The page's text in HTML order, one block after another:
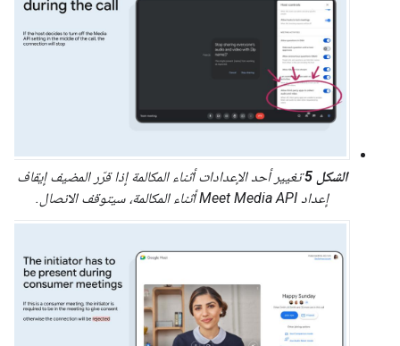
الشكل 5 تغيير أحد الإعدادات أثناء المكالمة إذا قرّر المضيف إيقاف
إعداد Meet Media API أثناء المكالمة، سيتوقف الاتصال.